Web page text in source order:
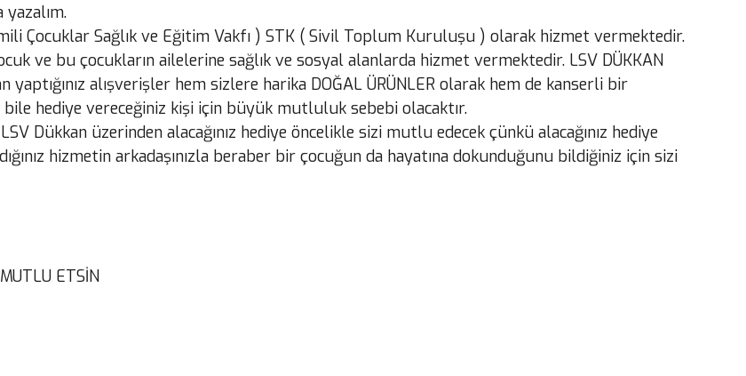
Çocuklar Sağlık ve Eğitim Vakfı ) STK ( Sivil Toplum Kuruluşu ) olarak hizmet vermektedir.
ve bu çocukların ailelerine sağlık ve sosyal alanlarda hizmet vermektedir. LSV DÜKKAN
alışverişler hem sizlere harika DOĞAL ÜRÜNLER olarak hem de kanserli bir
hediye vereceğiniz kişi için büyük mutluluk sebebi olacaktır.
Dükkan üzerinden alacağınız hediye öncelikle sizi mutlu edecek çünkü alacağınız hediye
hizmetin arkadaşınızla beraber bir çocuğun da hayatına dokunduğunu bildiğiniz için sizi
ETSİN